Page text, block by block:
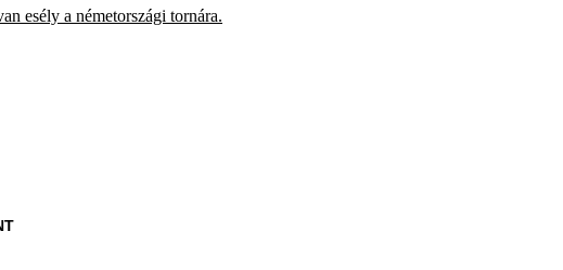
esély a németországi tornára.